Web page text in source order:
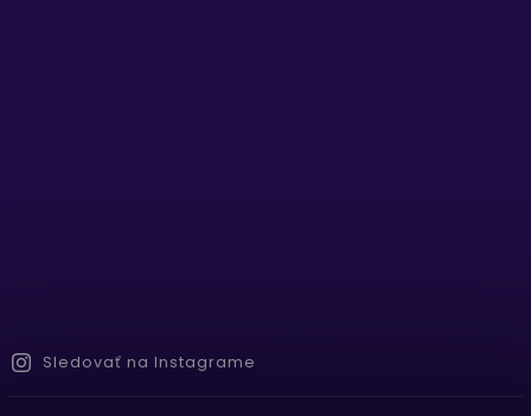
Sledovať na Instagrame